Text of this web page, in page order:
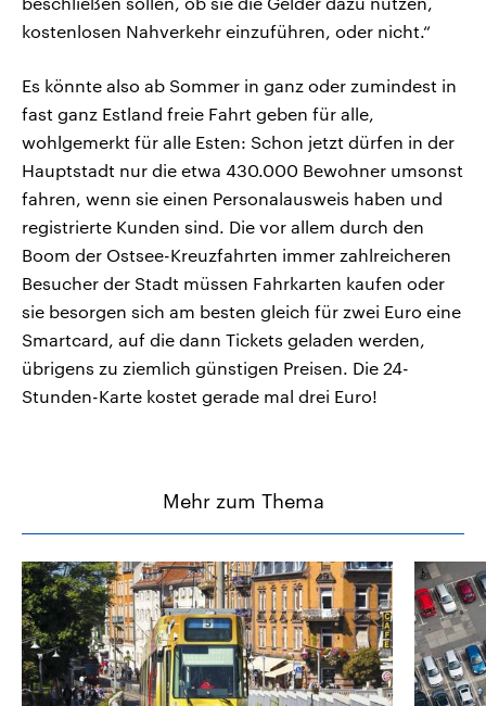
kostenlosen Nahverkehr einzuführen, oder nicht.“
Es könnte also ab Sommer in ganz oder zumindest in
fast ganz Estland freie Fahrt geben für alle,
wohlgemerkt für alle Esten: Schon jetzt dürfen in der
Hauptstadt nur die etwa 430.000 Bewohner umsonst
fahren, wenn sie einen Personalausweis haben und
registrierte Kunden sind. Die vor allem durch den
Boom der Ostsee-Kreuzfahrten immer zahlreicheren
Besucher der Stadt müssen Fahrkarten kaufen oder
sie besorgen sich am besten gleich für zwei Euro eine
Smartcard, auf die dann Tickets geladen werden,
übrigens zu ziemlich günstigen Preisen. Die 24-
Stunden-Karte kostet gerade mal drei Euro!
Mehr zum Thema